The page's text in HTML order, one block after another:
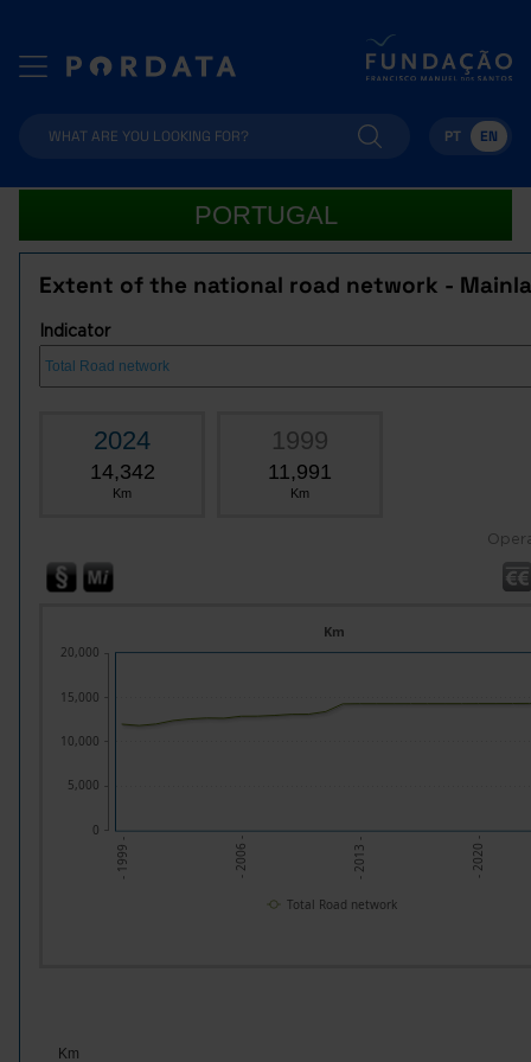
PT EN
PORTUGAL
Extent of the national road network -
Indicator
2024
14,342
Km
1999
11,991
Km
- 1999 - - 2006 - - 2013 - - 2020 -
Km
0
5,000
10,000
15,000
20,000
Total Road network
Km